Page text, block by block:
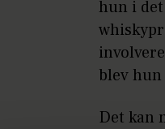
hun i
blev hun
Det kan